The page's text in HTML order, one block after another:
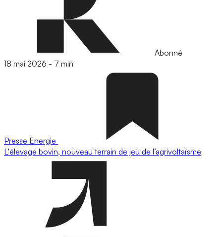
Abonné
18 mai 2026 - 7 min
Presse Energie
L'élevage bovin, nouveau terrain de jeu de l’agrivoltaïsme